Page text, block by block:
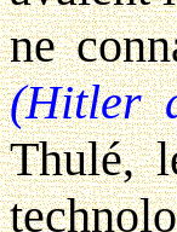
ne
(Hitler
Thulé,